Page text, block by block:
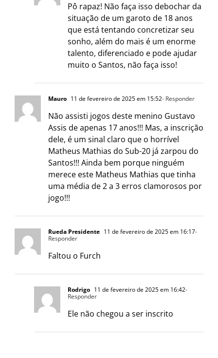
Pô rapaz! Não faça isso debochar da
situação de um garoto de 18 anos
que está tentando concretizar seu
sonho, além do mais é um enorme
talento, diferenciado e pode ajudar
muito o Santos, não faça isso!
Mauro 11 de fevereiro de 2025 em 15:52- Responder
Não assisti jogos deste menino Gustavo
Assis de apenas 17 anos!!! Mas, a inscrição
dele, é um sinal claro que o horrível
Matheus Mathias do Sub-20 já zarpou do
Santos!!! Ainda bem porque ninguém
merece este Matheus Mathias que tinha
uma média de 2 a 3 erros clamorosos por
jogo!!!
Rueda Presidente 11 de fevereiro de 2025 em 16:17-
Responder
Faltou o Furch
Rodrigo 11 de fevereiro de 2025 em 16:42-
Responder
Ele não chegou a ser inscrito